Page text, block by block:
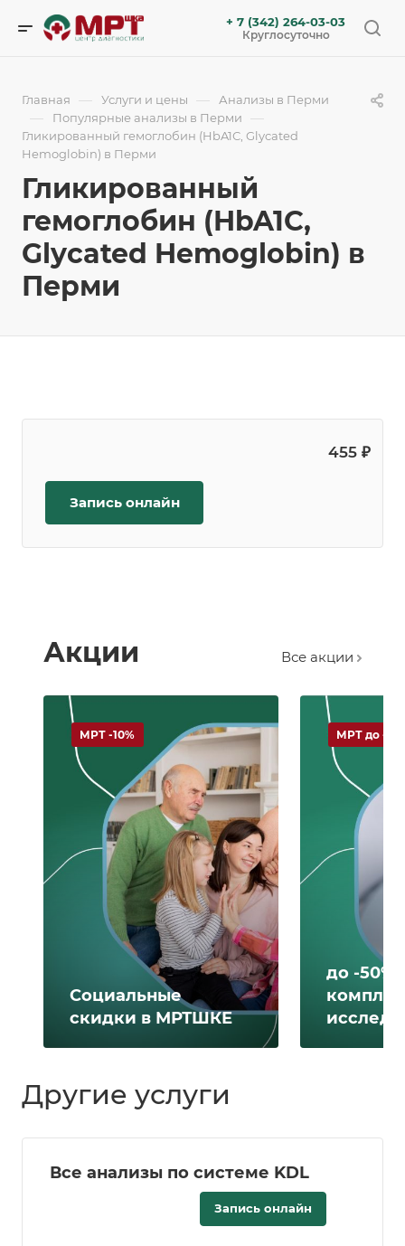
+ 7 (342) 264-03-03
Круглосуточно
Главная — Услуги и цены — Анализы в Перми
— Популярные анализы в Перми —
Гликированный гемоглобин (HbA1С, Glycated
Hemoglobin) в Перми
Гликированный
гемоглобин (HbA1С,
Glycated Hemoglobin) в
Перми
455 ₽
Запись онлайн
Акции Все акции
Социальные
скидки в МРТШКЕ
МРТ -10%
до -50%
МРТ до -50
Другие услуги
Все анализы по системе KDL
Запись онлайн